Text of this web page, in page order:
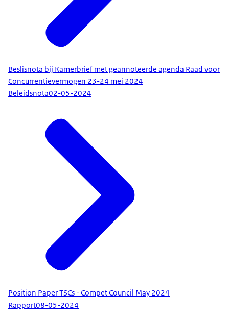
Beslisnota bij Kamerbrief met geannoteerde agenda Raad voor
Concurrentievermogen 23-24 mei 2024
Beleidsnota02-05-2024
Position Paper TSCs - Compet Council May 2024
Rapport08-05-2024